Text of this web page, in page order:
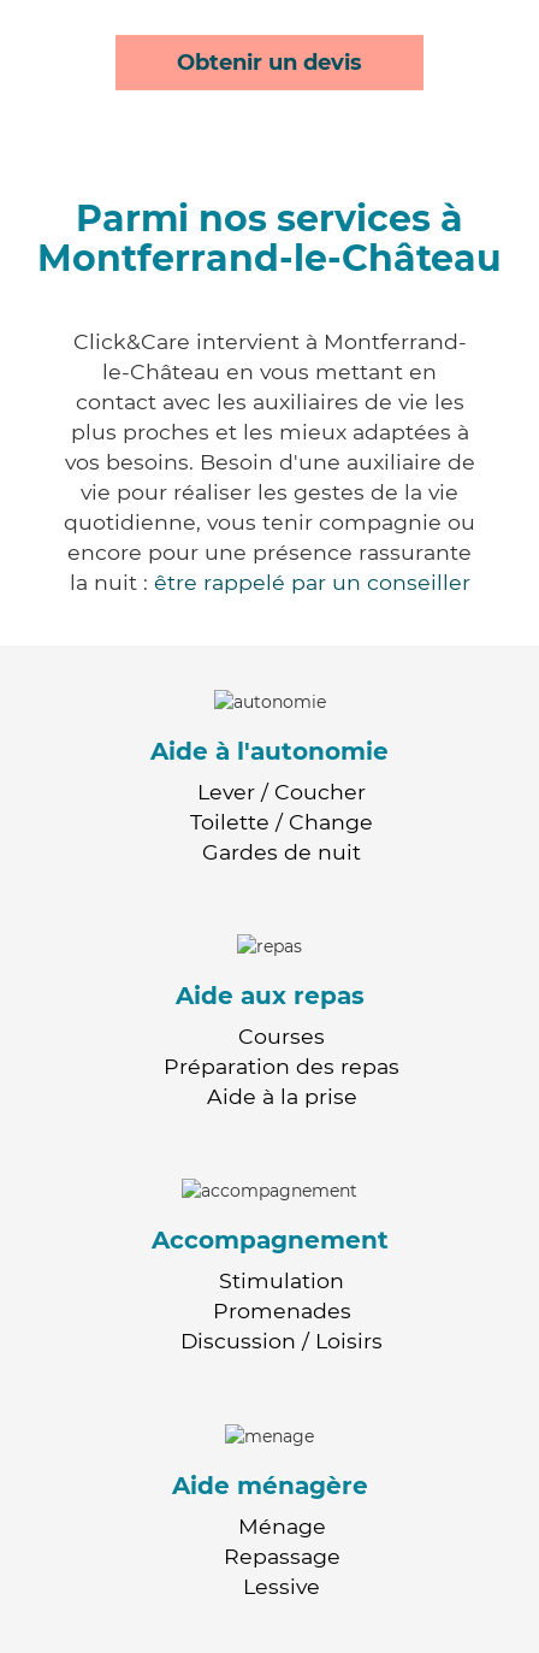
Obtenir un devis
Parmi nos services à
Montferrand-le-Château
Click&Care intervient à Montferrand-
le-Château en vous mettant en
contact avec les auxiliaires de vie les
plus proches et les mieux adaptées à
vos besoins. Besoin d'une auxiliaire de
vie pour réaliser les gestes de la vie
quotidienne, vous tenir compagnie ou
encore pour une présence rassurante
la nuit : être rappelé par un conseiller
Aide à l'autonomie
Lever / Coucher
Toilette / Change
Gardes de nuit
Aide aux repas
Courses
Préparation des repas
Aide à la prise
Accompagnement
Stimulation
Promenades
Discussion / Loisirs
Aide ménagère
Ménage
Repassage
Lessive